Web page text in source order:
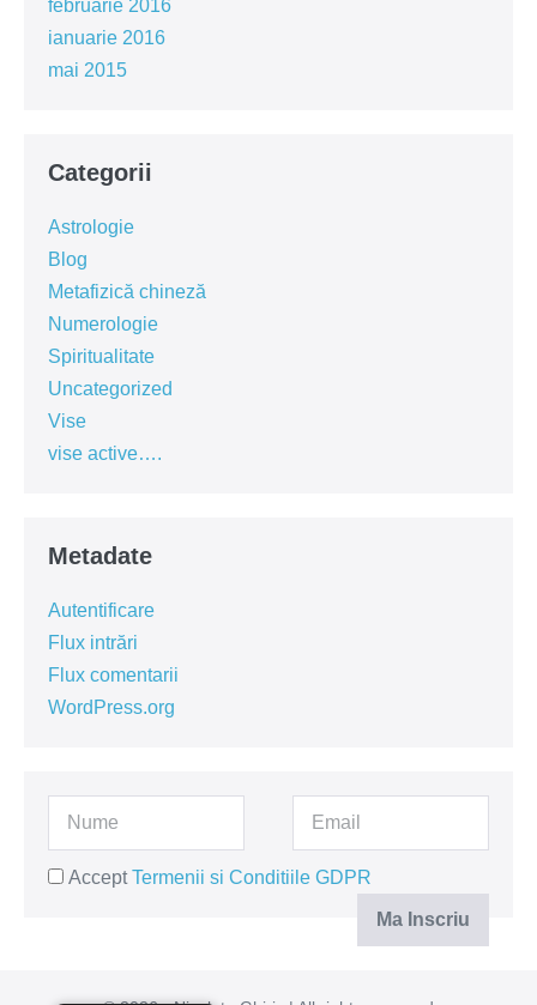
februarie 2016
ianuarie 2016
mai 2015
Categorii
Astrologie
Blog
Metafizică chineză
Numerologie
Spiritualitate
Uncategorized
Vise
vise active….
Metadate
Autentificare
Flux intrări
Flux comentarii
WordPress.org
AcceptTermenii si Conditiile GDPR